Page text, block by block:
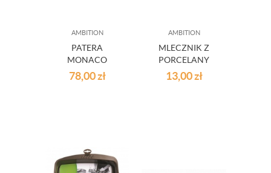
AMBITION
PATERA
MONACO
DWUPOZIOMOWA
78,00zł
AMBITION
MLECZNIK Z
PORCELANY
FALA Z UCHEM
180 ML
13,00zł